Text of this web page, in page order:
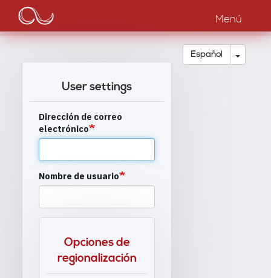
Pasar
contenido
principal
Main
navigation
Menú
Español Toggle
User settings
Dirección de correo
electrónico
Nombre de usuario
Opciones de
regionalización